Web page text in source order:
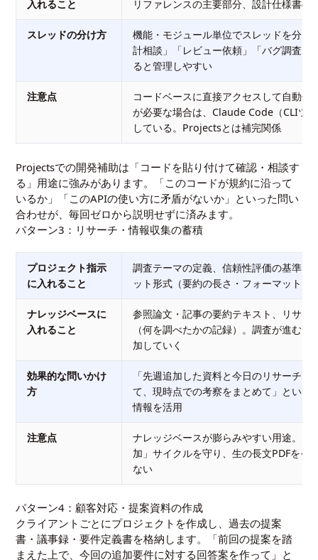
入れること リファレンスの主要部分、設計仕様書の
スレッドの分け方
機能・モジュール単位でスレッドを分け
計相談」「レビュー依頼」「バグ調査」
ると管理しやすい
注意点
コードベースに直接アクセスして自動修
が必要な場合は、 Claude Code（CLIツ
している。Projectsとは補完関係
Projectsでの開発補助は「コードを貼り付けて確認・相談す
る」用途に強みがあります。「このコードが規約に沿って
いるか」「このAPIの使い方に矛盾がないか」といった問い
合わせが、毎回ゼロから説明せずに済みます。
パターン3：リサーチ・情報収集の蓄積
プロジェクト指示
に入れること
調査テーマの定義、信頼性評価の基準、
ット形式（要約の長さ・フォーマット）
ナレッジベースに
入れること
参照論文・記事の要約テキスト、リサー
（何を調べたかの記録）。調査が進むに
加していく
効果的な問いかけ
方
「先週追加した資料と今日のリサーチを
て、現時点での考察をまとめて」という
情報を活用
注意点
ナレッジベースが膨らみやすい用途。「
加」サイクルを守り、生の長文PDFをそ
ない
パターン4：顧客対応・提案資料の作成
クライアントごとにプロジェクトを作成し、過去の提案
書・議事録・要件定義書を格納します。「前回の提案を踏
まえた上で、今回の追加要件に対する回答案を作って」と